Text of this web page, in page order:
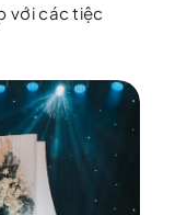
với các tiệc